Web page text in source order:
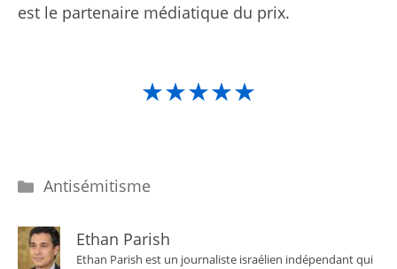
est le partenaire médiatique du prix.
★★★★★
Catégories
Antisémitisme
Ethan Parish
Ethan Parish est un journaliste israélien indépendant qui